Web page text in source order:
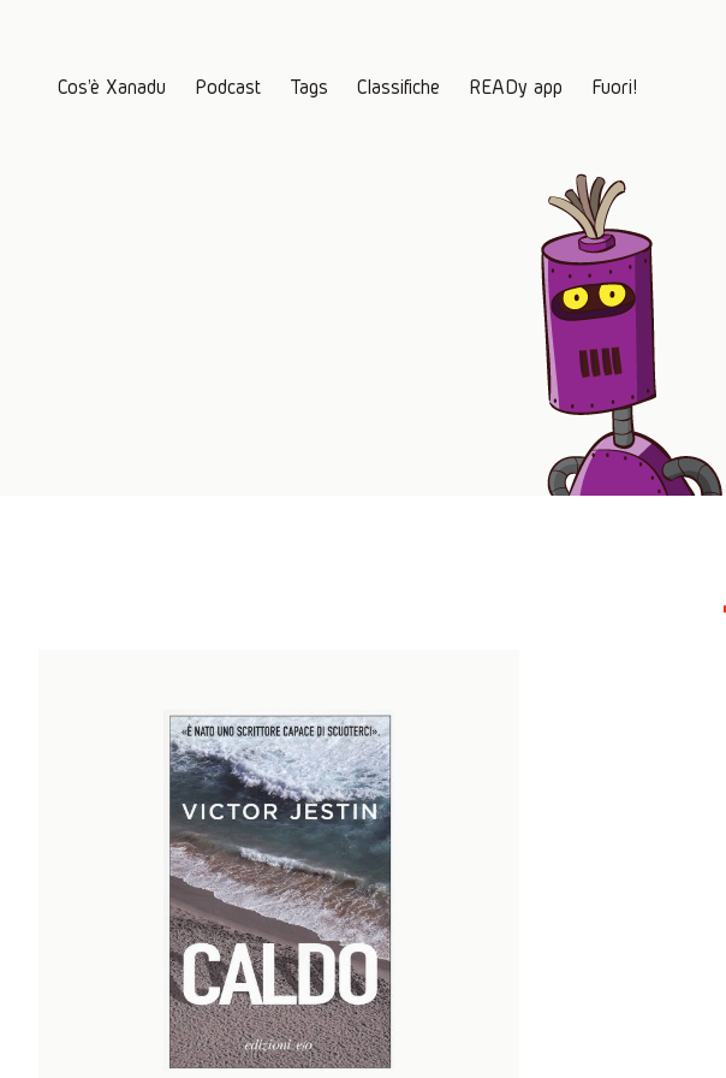
Cos'è Xanadu Podcast Tags Classifiche READy app Fuori!